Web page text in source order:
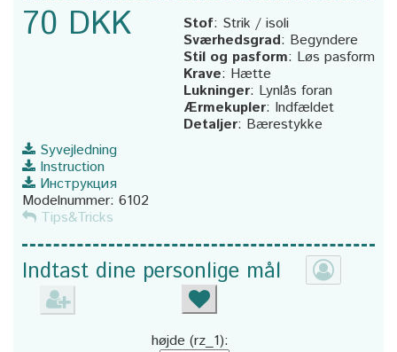
70 DKK Stof: Strik / isoli
Sværhedsgrad: Begyndere
Stil og pasform: Løs pasform
Krave: Hætte
Lukninger: Lynlås foran
Ærmekupler: Indfældet
Detaljer: Bærestykke
Syvejledning
Instruction
Инструкция
Modelnummer: 6102
Tips&Tricks
Indtast dine personlige mål
højde (rz_1):